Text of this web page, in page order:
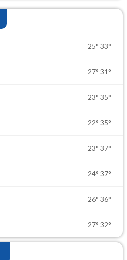
25° 33°
27° 31°
23° 35°
22° 35°
23° 37°
24° 37°
26° 36°
27° 32°